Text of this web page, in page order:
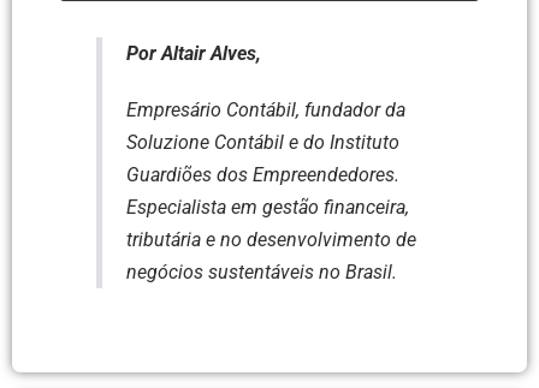
Por Altair Alves,
Empresário Contábil, fundador da
Soluzione Contábil e do Instituto
Guardiões dos Empreendedores.
Especialista em gestão financeira,
tributária e no desenvolvimento de
negócios sustentáveis no Brasil.